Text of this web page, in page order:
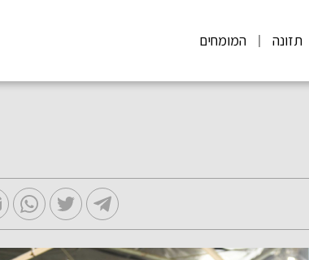
תזונה המומחים